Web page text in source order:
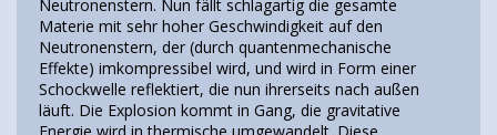
Neutronenstern. Nun fällt schlagartig die gesamte
Materie mit sehr hoher Geschwindigkeit auf den
Neutronenstern, der (durch quantenmechanische
Effekte) imkompressibel wird, und wird in Form einer
Schockwelle reflektiert, die nun ihrerseits nach außen
läuft. Die Explosion kommt in Gang, die gravitative